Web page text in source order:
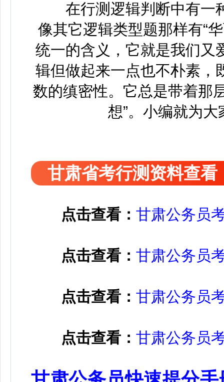
在行测逻辑判断中有一
像其它逻辑类型题那样有“
统一的含义，它就是我们又
辑但做起来一点也不朴素，
数的缜密性。它总是带着那
想”。小编就为
甘肃省考行测资料查看
点击查看： 甘肃公务员
点击查看： 甘肃公务员
点击查看： 甘肃公务员
点击查看： 甘肃公务员